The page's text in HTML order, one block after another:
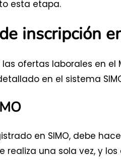
esta etapa.
inscripción
ofertas laborales en
en el sistema
en SIMO, debe
realiza una sola vez, y